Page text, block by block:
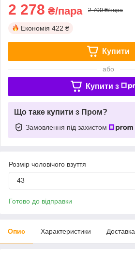
2 278 ₴/пара 2 700 ₴/пара
Економія 422 ₴
Купити
або
Купити з
Що таке купити з Пром?
Замовлення під захистом
Розмір чоловічого взуття
43
Готово до відправки
Опис Характеристики Доставка